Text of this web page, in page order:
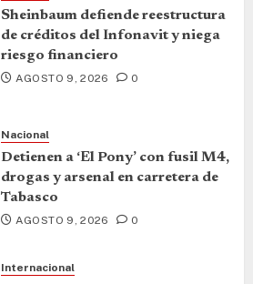
Sheinbaum defiende reestructura
de créditos del Infonavit y niega
riesgo financiero
AGOSTO 9, 2026 0
Nacional
Detienen a ‘El Pony’ con fusil M4,
drogas y arsenal en carretera de
Tabasco
AGOSTO 9, 2026 0
Internacional